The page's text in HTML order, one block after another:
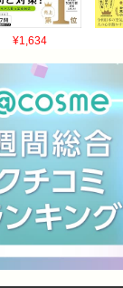
¥1,634